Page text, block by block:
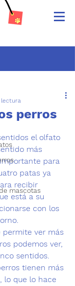
mascotas
perros
el olfato
más
para
patas ya
recibir
está a su
con los
permite ver más
podemos ver,
sentidos.
tienen más
lo que lo hace